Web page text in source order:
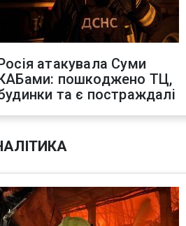
атакувала Суми
пошкоджено ТЦ,
та є постраждалі